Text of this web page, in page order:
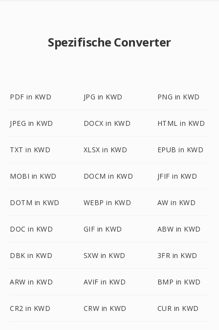
Spezifische Converter
PDF in KWD JPG in KWD PNG in KWD
JPEG in KWD DOCX in KWD HTML in KWD
TXT in KWD XLSX in KWD EPUB in KWD
MOBI in KWD DOCM in KWD JFIF in KWD
DOTM in KWD WEBP in KWD AW in KWD
DOC in KWD GIF in KWD ABW in KWD
DBK in KWD SXW in KWD 3FR in KWD
ARW in KWD AVIF in KWD BMP in KWD
CR2 in KWD CRW in KWD CUR in KWD